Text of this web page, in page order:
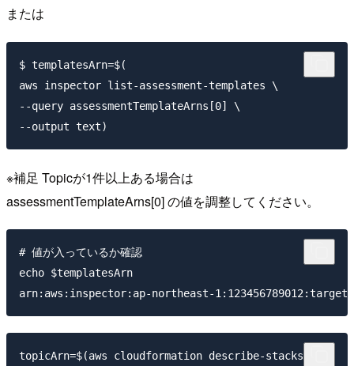
または
$ templatesArn=$(
aws inspector list-assessment-templates \
--query assessmentTemplateArns[0] \
※補足 Topicが1件以上ある場合は
assessmentTemplateArns[0] の値を調整してください。
# 値が入っているか確認
echo $templatesArn
topicArn=$(aws cloudformation describe-stacks \